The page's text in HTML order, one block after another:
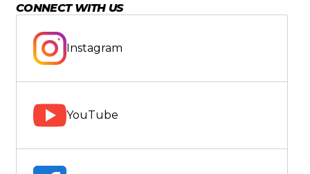
CONNECT WITH US
Instagram
YouTube